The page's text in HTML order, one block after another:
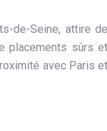
de-Seine, attire de
placements sûrs et
avec Paris et